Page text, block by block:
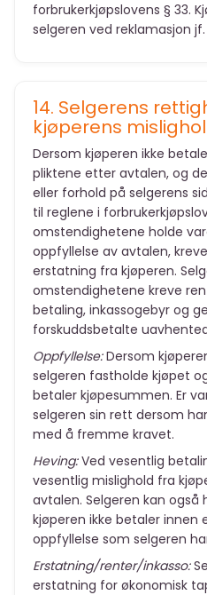
forbrukerkjøpslovens § 33.
selgeren ved reklamasjon jf.
14. Selgerens
kjøperens
Dersom kjøperen ikke
pliktene etter avtalen, og
eller forhold på selgerens
til reglene i
omstendighetene holde
oppfyllelse av avtalen,
erstatning fra kjøperen.
omstendighetene kreve
betaling, inkassogebyr og
forskuddsbetalte
Oppfyllelse:Dersom
selgeren fastholde kjøpet
betaler kjøpesummen. Er
selgeren sin rett dersom
med å fremme kravet.
Heving:Ved vesentlig
vesentlig mislighold fra
avtalen. Selgeren kan også
kjøperen ikke betaler innen
oppfyllelse som selgeren
Erstatning/renter/inkasso:
erstatning for økonomisk